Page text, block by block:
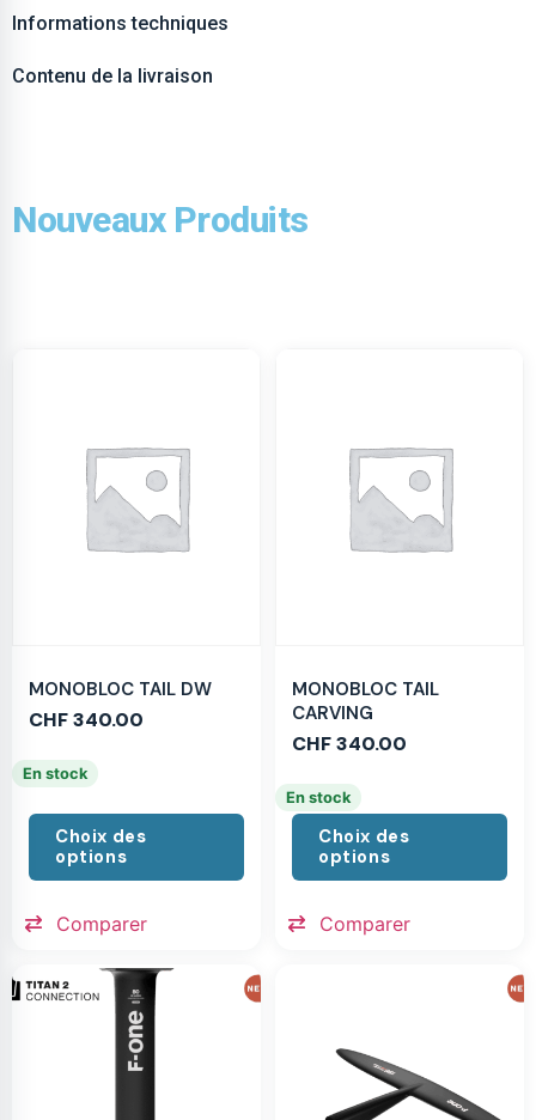
Informations techniques
Contenu de la livraison
Nouveaux Produits
MONOBLOC TAIL DW
CHF340.00
En stock
Choix des
options
Comparer
MONOBLOC TAIL
CARVING
CHF340.00
En stock
Choix des
options
Comparer